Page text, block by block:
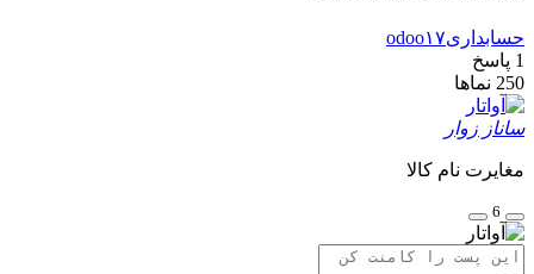
حسابداریodoo۱۷
1 پاسخ
250 نماها
ساناز زوار
مغایرت نام کالا
6